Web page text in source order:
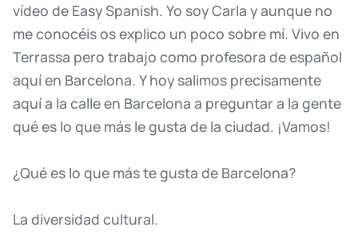
vídeo de EasySpanish. Yo soyCarla yaunque no
meconocéisosexplico un poco sobre mí. Vivo en
Terrassa pero trabajo como profesora deespañol
aquíen Barcelona. Yhoy salimos precisamente
aquía la calleen Barcelona a preguntar a la gente
quées lo que más legusta de la ciudad. ¡Vamos!
¿Quées lo que mástegusta de Barcelona?
La diversidad cultural.